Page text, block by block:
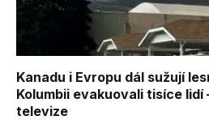
Kanadu i Evropu dál sužují
Kolumbii evakuovali tisíce
televize